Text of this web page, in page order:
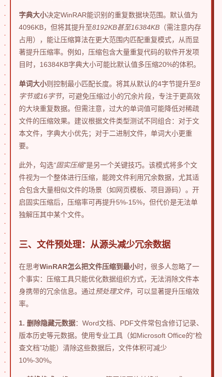
字典大小决定WinRAR能识别的重复数据块范围。默认值为
4096KB，但将其提升至8192KB甚至16384KB （需注意内存
占用），能让压缩算法在更大范围内匹配重复模式，从而显
著提升压缩率。例如，压缩包含大量重复代码的软件开发项
目时，16384KB字典大小可能比默认值多压缩20%的体积。
单词大小则控制最小匹配长度。将其从默认的4字节提升至8
字节或16字节，可避免压缩过小的冗余片段，专注于更高效
的大块重复数据。但需注意，过大的单词值可能降低对稀疏
文件的压缩效果。建议根据文件类型测试不同组合：对于文
本文件，字典大小优先；对于二进制文件，单词大小更重
要。
此外，勾选“固实压缩”是另一个关键技巧。该模式将多个文
件视为一个整体进行压缩，能跨文件利用冗余数据，尤其适
合包含大量相似文件的场景（如网页模板、项目源码）。开
启固实压缩后，压缩率可再提升5%-15%，但代价是无法单
独解压其中某个文件。
三、文件预处理：从源头减少冗余数据
在思考WinRAR怎么把文件压缩到最小时，很多人忽略了一
个事实：压缩工具只能优化数据组织方式，无法消除文件本
身携带的冗余信息。通过预处理文件，可以显著提升压缩效
率。
1. 删除隐藏元数据：Word文档、PDF文件常包含修订记录、
版本历史等元数据。使用专业工具（如Microsoft Office的“检
查文档”功能）清除这些数据后，文件体积可减少
10%-30%。